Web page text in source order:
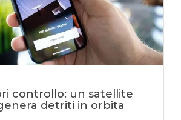
controllo: un satellite
detriti in orbita